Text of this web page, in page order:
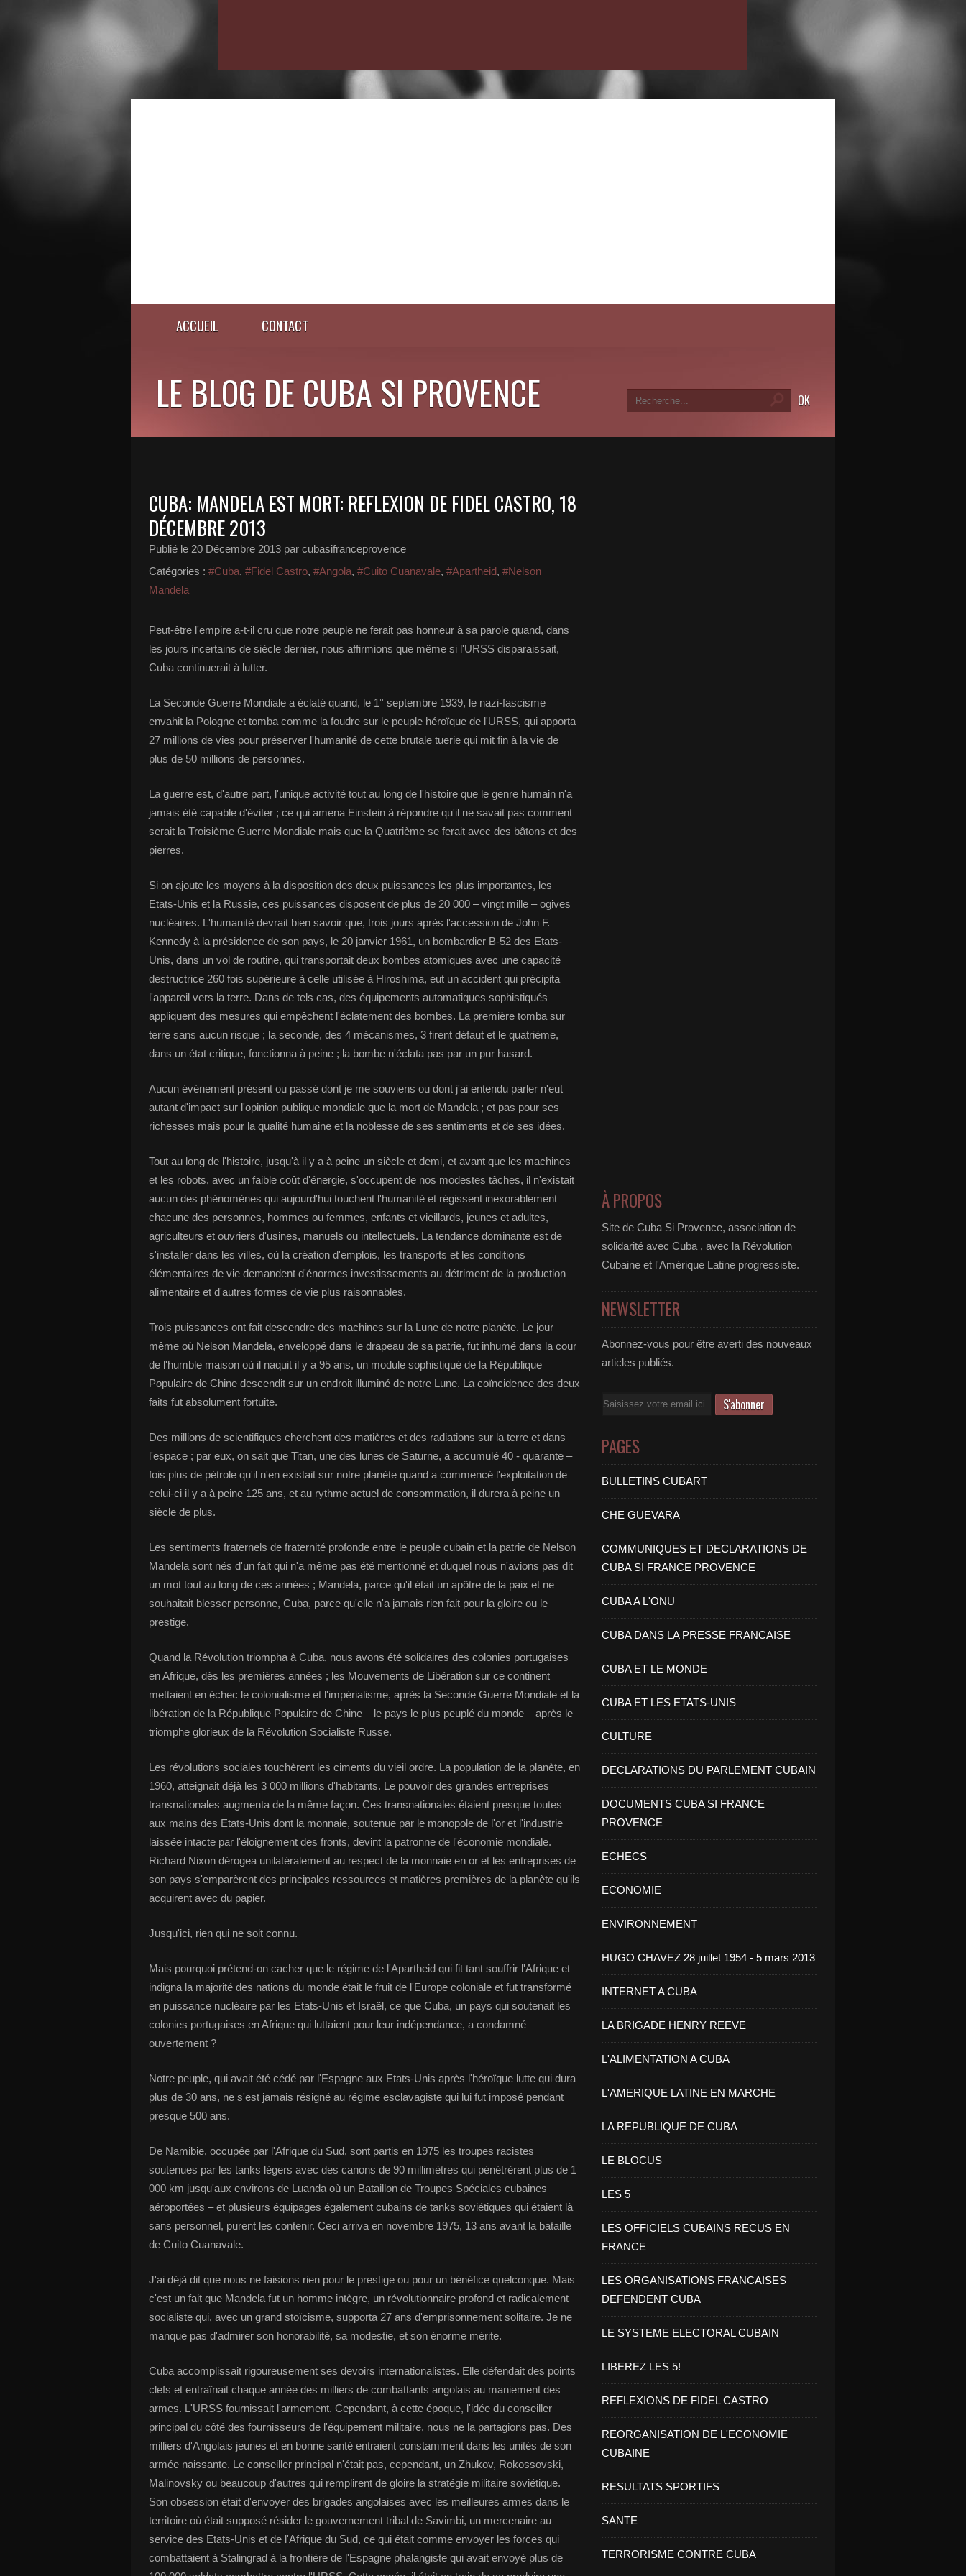
ACCUEIL CONTACT
LE BLOG DE CUBA SI PROVENCE
CUBA: MANDELA EST MORT: REFLEXION DE FIDEL CASTRO, 18
DÉCEMBRE 2013
Publié le 20 Décembre 2013 par cubasifranceprovence
Catégories : #Cuba, #Fidel Castro, #Angola, #Cuito Cuanavale, #Apartheid, #Nelson
Mandela
Peut-être l'empire a-t-il cru que notre peuple ne ferait pas honneur à sa parole quand, dans
les jours incertains de siècle dernier, nous affirmions que même si l'URSS disparaissait,
Cuba continuerait à lutter.
La Seconde Guerre Mondiale a éclaté quand, le 1° septembre 1939, le nazi-fascisme
envahit la Pologne et tomba comme la foudre sur le peuple héroïque de l'URSS, qui apporta
27 millions de vies pour préserver l'humanité de cette brutale tuerie qui mit fin à la vie de
plus de 50 millions de personnes.
La guerre est, d'autre part, l'unique activité tout au long de l'histoire que le genre humain n'a
jamais été capable d'éviter ; ce qui amena Einstein à répondre qu'il ne savait pas comment
serait la Troisième Guerre Mondiale mais que la Quatrième se ferait avec des bâtons et des
pierres.
Si on ajoute les moyens à la disposition des deux puissances les plus importantes, les
Etats-Unis et la Russie, ces puissances disposent de plus de 20 000 – vingt mille – ogives
nucléaires. L'humanité devrait bien savoir que, trois jours après l'accession de John F.
Kennedy à la présidence de son pays, le 20 janvier 1961, un bombardier B-52 des Etats-
Unis, dans un vol de routine, qui transportait deux bombes atomiques avec une capacité
destructrice 260 fois supérieure à celle utilisée à Hiroshima, eut un accident qui précipita
l'appareil vers la terre. Dans de tels cas, des équipements automatiques sophistiqués
appliquent des mesures qui empêchent l'éclatement des bombes. La première tomba sur
terre sans aucun risque ; la seconde, des 4 mécanismes, 3 firent défaut et le quatrième,
dans un état critique, fonctionna à peine ; la bombe n'éclata pas par un pur hasard.
Aucun événement présent ou passé dont je me souviens ou dont j'ai entendu parler n'eut
autant d'impact sur l'opinion publique mondiale que la mort de Mandela ; et pas pour ses
richesses mais pour la qualité humaine et la noblesse de ses sentiments et de ses idées.
Tout au long de l'histoire, jusqu'à il y a à peine un siècle et demi, et avant que les machines
et les robots, avec un faible coût d'énergie, s'occupent de nos modestes tâches, il n'existait
aucun des phénomènes qui aujourd'hui touchent l'humanité et régissent inexorablement
chacune des personnes, hommes ou femmes, enfants et vieillards, jeunes et adultes,
agriculteurs et ouvriers d'usines, manuels ou intellectuels. La tendance dominante est de
s'installer dans les villes, où la création d'emplois, les transports et les conditions
élémentaires de vie demandent d'énormes investissements au détriment de la production
alimentaire et d'autres formes de vie plus raisonnables.
Trois puissances ont fait descendre des machines sur la Lune de notre planète. Le jour
même où Nelson Mandela, enveloppé dans le drapeau de sa patrie, fut inhumé dans la cour
de l'humble maison où il naquit il y a 95 ans, un module sophistiqué de la République
Populaire de Chine descendit sur un endroit illuminé de notre Lune. La coïncidence des deux
faits fut absolument fortuite.
Des millions de scientifiques cherchent des matières et des radiations sur la terre et dans
l'espace ; par eux, on sait que Titan, une des lunes de Saturne, a accumulé 40 - quarante –
fois plus de pétrole qu'il n'en existait sur notre planète quand a commencé l'exploitation de
celui-ci il y a à peine 125 ans, et au rythme actuel de consommation, il durera à peine un
siècle de plus.
Les sentiments fraternels de fraternité profonde entre le peuple cubain et la patrie de Nelson
Mandela sont nés d'un fait qui n'a même pas été mentionné et duquel nous n'avions pas dit
un mot tout au long de ces années ; Mandela, parce qu'il était un apôtre de la paix et ne
souhaitait blesser personne, Cuba, parce qu'elle n'a jamais rien fait pour la gloire ou le
prestige.
Quand la Révolution triompha à Cuba, nous avons été solidaires des colonies portugaises
en Afrique, dès les premières années ; les Mouvements de Libération sur ce continent
mettaient en échec le colonialisme et l'impérialisme, après la Seconde Guerre Mondiale et la
libération de la République Populaire de Chine – le pays le plus peuplé du monde – après le
triomphe glorieux de la Révolution Socialiste Russe.
Les révolutions sociales touchèrent les ciments du vieil ordre. La population de la planète, en
1960, atteignait déjà les 3 000 millions d'habitants. Le pouvoir des grandes entreprises
transnationales augmenta de la même façon. Ces transnationales étaient presque toutes
aux mains des Etats-Unis dont la monnaie, soutenue par le monopole de l'or et l'industrie
laissée intacte par l'éloignement des fronts, devint la patronne de l'économie mondiale.
Richard Nixon dérogea unilatéralement au respect de la monnaie en or et les entreprises de
son pays s'emparèrent des principales ressources et matières premières de la planète qu'ils
acquirent avec du papier.
Jusqu'ici, rien qui ne soit connu.
Mais pourquoi prétend-on cacher que le régime de l'Apartheid qui fit tant souffrir l'Afrique et
indigna la majorité des nations du monde était le fruit de l'Europe coloniale et fut transformé
en puissance nucléaire par les Etats-Unis et Israël, ce que Cuba, un pays qui soutenait les
colonies portugaises en Afrique qui luttaient pour leur indépendance, a condamné
ouvertement ?
Notre peuple, qui avait été cédé par l'Espagne aux Etats-Unis après l'héroïque lutte qui dura
plus de 30 ans, ne s'est jamais résigné au régime esclavagiste qui lui fut imposé pendant
presque 500 ans.
De Namibie, occupée par l'Afrique du Sud, sont partis en 1975 les troupes racistes
soutenues par les tanks légers avec des canons de 90 millimètres qui pénétrèrent plus de 1
000 km jusqu'aux environs de Luanda où un Bataillon de Troupes Spéciales cubaines –
aéroportées – et plusieurs équipages également cubains de tanks soviétiques qui étaient là
sans personnel, purent les contenir. Ceci arriva en novembre 1975, 13 ans avant la bataille
de Cuito Cuanavale.
J'ai déjà dit que nous ne faisions rien pour le prestige ou pour un bénéfice quelconque. Mais
c'est un fait que Mandela fut un homme intègre, un révolutionnaire profond et radicalement
socialiste qui, avec un grand stoïcisme, supporta 27 ans d'emprisonnement solitaire. Je ne
manque pas d'admirer son honorabilité, sa modestie, et son énorme mérite.
Cuba accomplissait rigoureusement ses devoirs internationalistes. Elle défendait des points
clefs et entraînait chaque année des milliers de combattants angolais au maniement des
armes. L'URSS fournissait l'armement. Cependant, à cette époque, l'idée du conseiller
principal du côté des fournisseurs de l'équipement militaire, nous ne la partagions pas. Des
milliers d'Angolais jeunes et en bonne santé entraient constamment dans les unités de son
armée naissante. Le conseiller principal n'était pas, cependant, un Zhukov, Rokossovski,
Malinovsky ou beaucoup d'autres qui remplirent de gloire la stratégie militaire soviétique.
Son obsession était d'envoyer des brigades angolaises avec les meilleures armes dans le
territoire où était supposé résider le gouvernement tribal de Savimbi, un mercenaire au
service des Etats-Unis et de l'Afrique du Sud, ce qui était comme envoyer les forces qui
combattaient à Stalingrad à la frontière de l'Espagne phalangiste qui avait envoyé plus de
À PROPOS
Site de Cuba Si Provence, association de
solidarité avec Cuba , avec la Révolution
Cubaine et l'Amérique Latine progressiste.
NEWSLETTER
Abonnez-vous pour être averti des nouveaux
articles publiés.
Email
PAGES
BULLETINS CUBART
CHE GUEVARA
COMMUNIQUES ET DECLARATIONS DE
CUBA SI FRANCE PROVENCE
CUBA A L'ONU
CUBA DANS LA PRESSE FRANCAISE
CUBA ET LE MONDE
CUBA ET LES ETATS-UNIS
CULTURE
DECLARATIONS DU PARLEMENT CUBAIN
DOCUMENTS CUBA SI FRANCE
PROVENCE
ECHECS
ECONOMIE
ENVIRONNEMENT
HUGO CHAVEZ 28 juillet 1954 - 5 mars 2013
INTERNET A CUBA
LA BRIGADE HENRY REEVE
L'ALIMENTATION A CUBA
L'AMERIQUE LATINE EN MARCHE
LA REPUBLIQUE DE CUBA
LE BLOCUS
LES 5
LES OFFICIELS CUBAINS RECUS EN
FRANCE
LES ORGANISATIONS FRANCAISES
DEFENDENT CUBA
LE SYSTEME ELECTORAL CUBAIN
LIBEREZ LES 5!
REFLEXIONS DE FIDEL CASTRO
REORGANISATION DE L'ECONOMIE
CUBAINE
RESULTATS SPORTIFS
SANTE
TERRORISME CONTRE CUBA